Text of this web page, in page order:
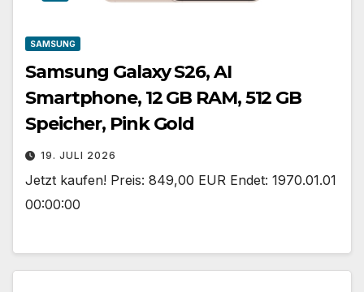
SAMSUNG
Samsung Galaxy S26, AI
Smartphone, 12 GB RAM, 512 GB
Speicher, Pink Gold
19. JULI 2026
Jetzt kaufen! Preis: 849,00 EUR Endet: 1970.01.01
00:00:00